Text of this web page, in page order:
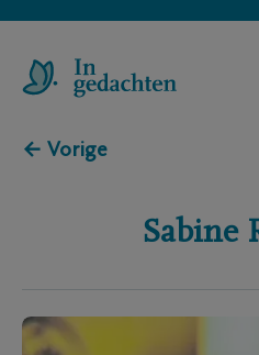
← Vorige
Sabine